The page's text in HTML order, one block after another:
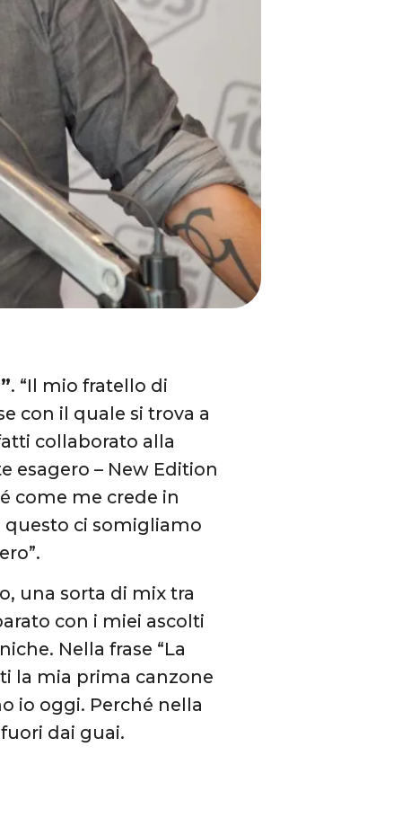
. “Il mio fratello di
con il quale si trova a
collaborato alla
esagero – New Edition
come me crede in
questo ci somigliamo
una sorta di mix tra
con i miei ascolti
Nella frase “La
la mia prima canzone
io oggi. Perché nella
dai guai.